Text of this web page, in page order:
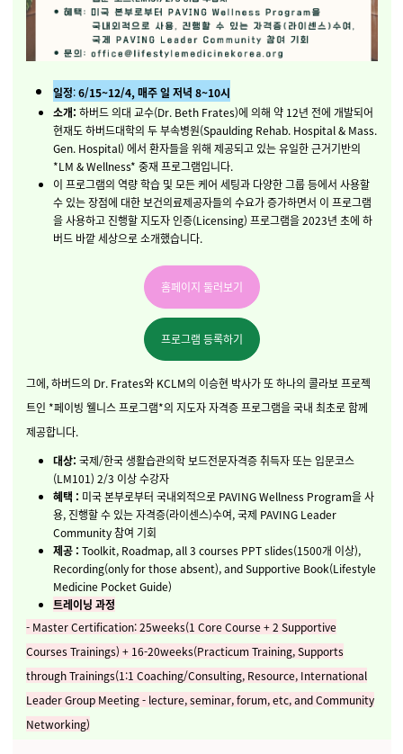
일정: 6/15~12/4, 매주 일 저녁 8~10시
소개: 하버드 의대 교수(Dr. Beth Frates)에 의해 약 12년 전에 개발되어
현재도 하버드대학의 두 부속병원(Spaulding Rehab. Hospital & Mass.
Gen. Hospital) 에서 환자들을 위해 제공되고 있는 유일한 근거기반의
*LM & Wellness* 중재 프로그램입니다.
이 프로그램의 역량 학습 및 모든 케어 세팅과 다양한 그룹 등에서 사용할
수 있는 장점에 대한 보건의료제공자들의 수요가 증가하면서 이 프로그램
을 사용하고 진행할 지도자 인증(Licensing) 프로그램을 2023년 초에 하
버드 바깥 세상으로 소개했습니다.
홈페이지 둘러보기
프로그램 등록하기
그에, 하버드의 Dr. Frates와 KCLM의 이승현 박사가 또 하나의 콜라보 프로젝
트인 *페이빙 웰니스 프로그램*의 지도자 자격증 프로그램을 국내 최초로 함께
제공합니다.
대상: 국제/한국 생활습관의학 보드전문자격증 취득자 또는 입문코스
(LM101) 2/3 이상 수강자
혜택 : 미국 본부로부터 국내외적으로 PAVING Wellness Program을 사
용, 진행할 수 있는 자격증(라이센스)수여, 국제 PAVING Leader
Community 참여 기회
제공 : Toolkit, Roadmap, all 3 courses PPT slides(1500개 이상),
Recording(only for those absent), and Supportive Book(Lifestyle
Medicine Pocket Guide)
트레이닝 과정
- Master Certification: 25weeks(1 Core Course + 2 Supportive
Courses Trainings) + 16-20weeks(Practicum Training, Supports
through Trainings(1:1 Coaching/Consulting, Resource, International
Leader Group Meeting - lecture, seminar, forum, etc, and Community
Networking)